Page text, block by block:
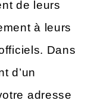
de leurs
à leurs
Dans
d’un
adresse